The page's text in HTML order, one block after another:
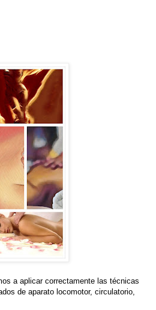
a aplicar correctamente las técnicas
de aparato locomotor, circulatorio,